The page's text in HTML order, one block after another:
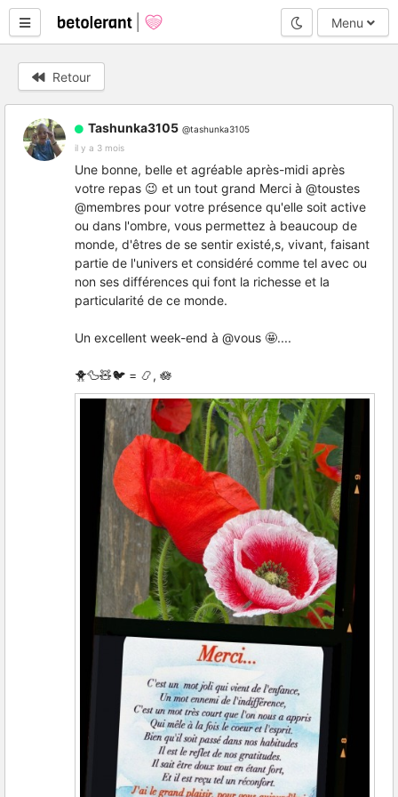
Mode nuit
Menu
Retour
Tashunka3105 @tashunka3105
il y a 3 mois
Une bonne, belle et agréable après-midi après
votre repas 😉 et un tout grand Merci à @toustes
@membres pour votre présence qu'elle soit active
ou dans l'ombre, vous permettez à beaucoup de
monde, d'êtres de se sentir existé,s, vivant, faisant
partie de l'univers et considéré comme tel avec ou
non ses différences qui font la richesse et la
particularité de ce monde.
Un excellent week-end à @vous 🤩....
🐥🦆🧸🐦 = 📿, 🪷